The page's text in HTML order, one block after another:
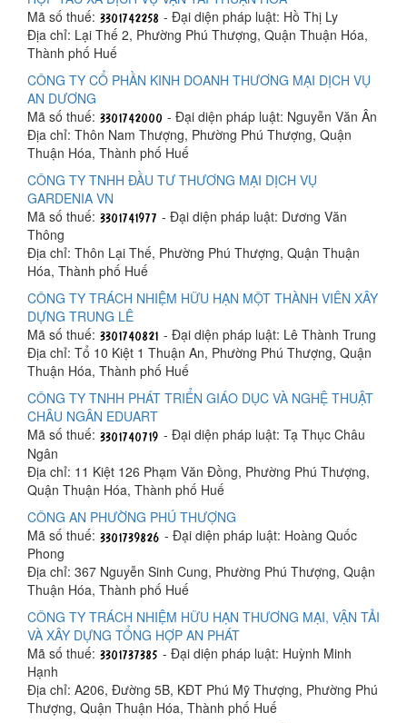
Mã số thuế:
- Đại diện pháp luật: Hồ Thị Ly
Địa chỉ: Lại Thế 2, Phường Phú Thượng, Quận Thuận Hóa,
Thành phố Huế
CÔNG TY CỔ PHẦN KINH DOANH THƯƠNG MẠI DỊCH VỤ
AN DƯƠNG
Mã số thuế:
- Đại diện pháp luật: Nguyễn Văn Ân
Địa chỉ: Thôn Nam Thượng, Phường Phú Thượng, Quận
Thuận Hóa, Thành phố Huế
CÔNG TY TNHH ĐẦU TƯ THƯƠNG MẠI DỊCH VỤ
GARDENIA VN
Mã số thuế:
- Đại diện pháp luật: Dương Văn
Thông
Địa chỉ: Thôn Lại Thế, Phường Phú Thượng, Quận Thuận
Hóa, Thành phố Huế
CÔNG TY TRÁCH NHIỆM HỮU HẠN MỘT THÀNH VIÊN XÂY
DỰNG TRUNG LÊ
Mã số thuế:
- Đại diện pháp luật: Lê Thành Trung
Địa chỉ: Tổ 10 Kiệt 1 Thuận An, Phường Phú Thượng, Quận
Thuận Hóa, Thành phố Huế
CÔNG TY TNHH PHÁT TRIỂN GIÁO DỤC VÀ NGHỆ THUẬT
CHÂU NGÂN EDUART
Mã số thuế:
- Đại diện pháp luật: Tạ Thục Châu
Ngân
Địa chỉ: 11 Kiệt 126 Phạm Văn Đồng, Phường Phú Thượng,
Quận Thuận Hóa, Thành phố Huế
CÔNG AN PHƯỜNG PHÚ THƯỢNG
Mã số thuế:
- Đại diện pháp luật: Hoàng Quốc
Phong
Địa chỉ: 367 Nguyễn Sinh Cung, Phường Phú Thượng, Quận
Thuận Hóa, Thành phố Huế
CÔNG TY TRÁCH NHIỆM HỮU HẠN THƯƠNG MẠI, VẬN TẢI
VÀ XÂY DỰNG TỔNG HỢP AN PHÁT
Mã số thuế:
- Đại diện pháp luật: Huỳnh Minh
Hạnh
Địa chỉ: A206, Đường 5B, KĐT Phú Mỹ Thượng, Phường Phú
Thượng, Quận Thuận Hóa, Thành phố Huế